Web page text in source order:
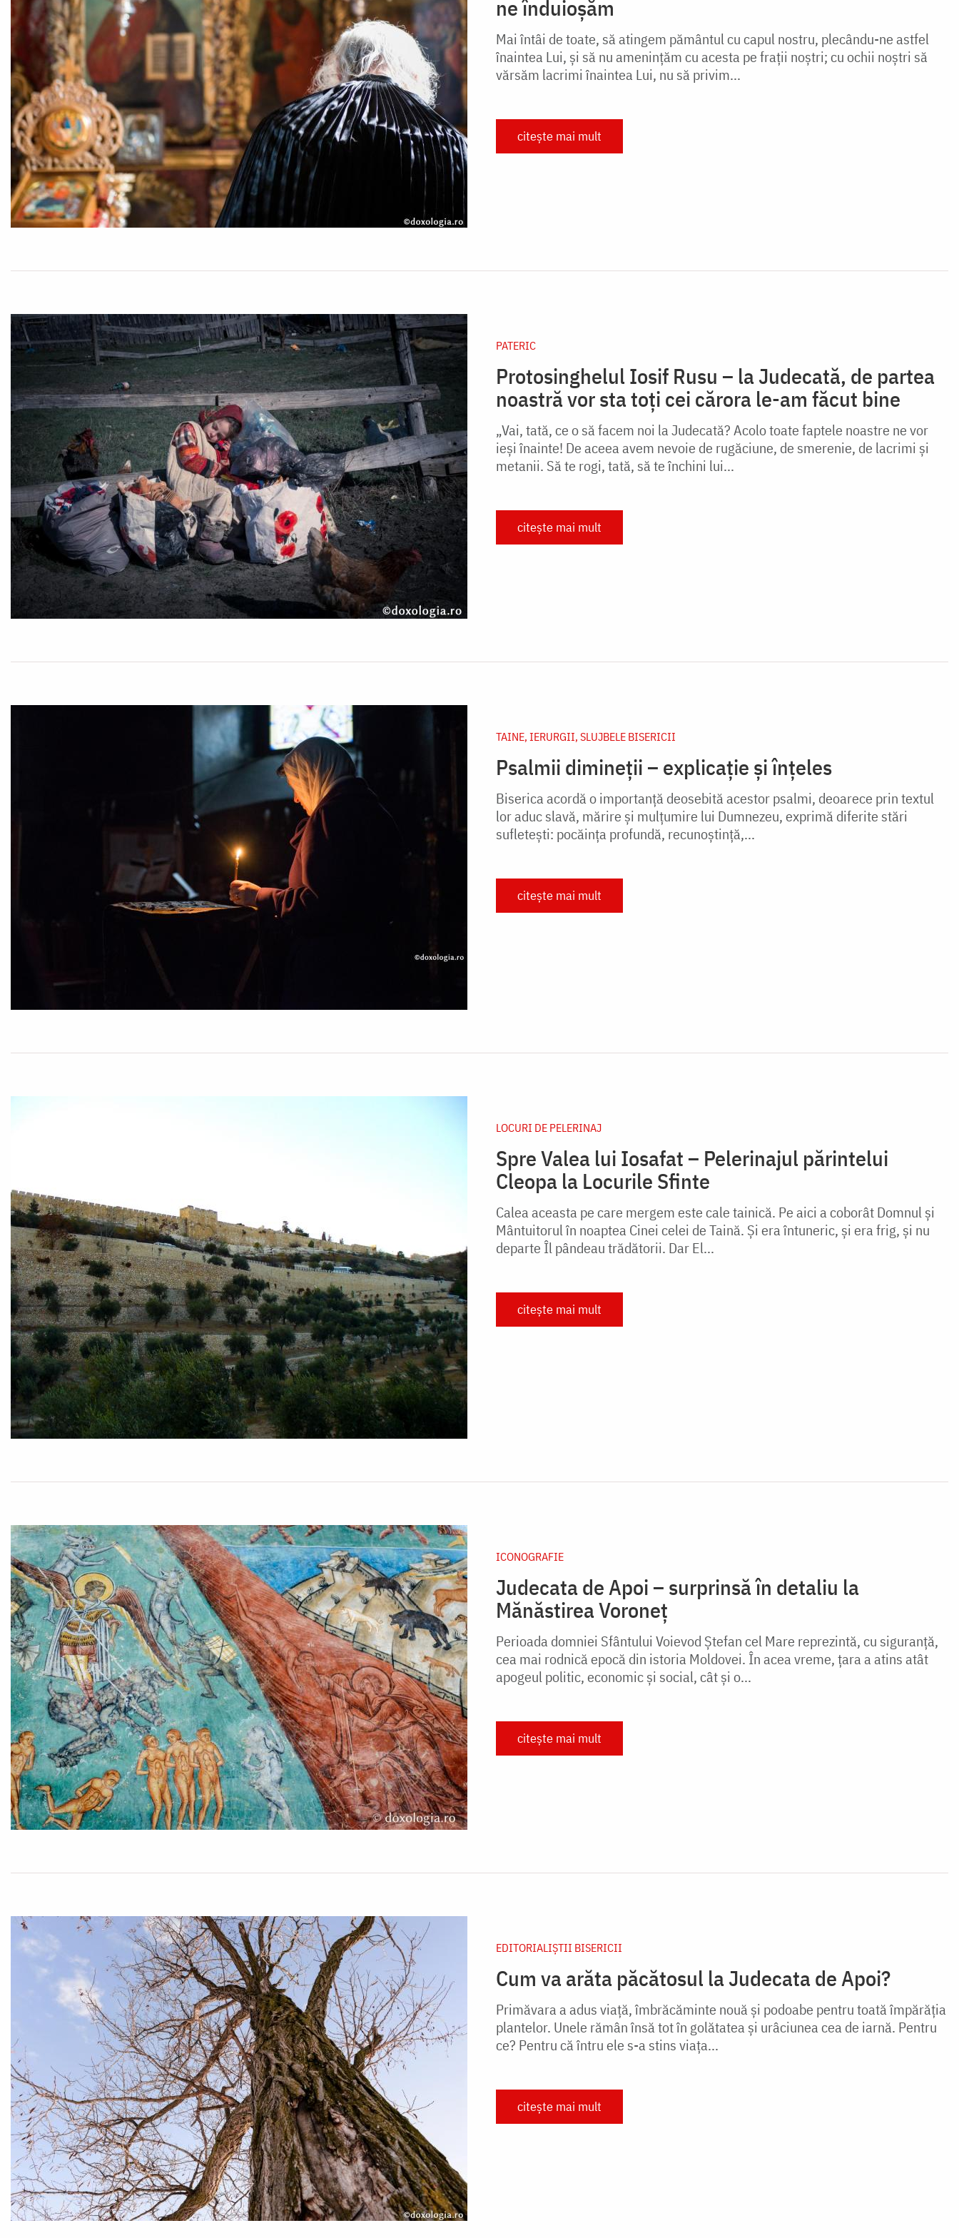
ne înduioșăm
Mai întâi de toate, să atingem pământul cu capul nostru, plecându-ne astfel
înaintea Lui, și să nu amenințăm cu acesta pe frații noștri; cu ochii noștri să
vărsăm lacrimi înaintea Lui, nu să privim...
citește mai mult
PATERIC
Protosinghelul Iosif Rusu – la Judecată, de partea
noastră vor sta toți cei cărora le-am făcut bine
„Vai, tată, ce o să facem noi la Judecată? Acolo toate faptele noastre ne vor
ieşi înainte! De aceea avem nevoie de rugăciune, de smerenie, de lacrimi şi
metanii. Să te rogi, tată, să te închini lui...
citește mai mult
TAINE, IERURGII, SLUJBELE BISERICII
Psalmii dimineții – explicație și înțeles
Biserica acordă o importanţă deosebită acestor psalmi, deoarece prin textul
lor aduc slavă, mărire şi mulţumire lui Dumnezeu, exprimă diferite stări
sufleteşti: pocăinţa profundă, recunoştinţă,...
citește mai mult
LOCURI DE PELERINAJ
Spre Valea lui Iosafat – Pelerinajul părintelui
Cleopa la Locurile Sfinte
Calea aceasta pe care mergem este cale tainică. Pe aici a coborât Domnul şi
Mântuitorul în noaptea Cinei celei de Taină. Şi era întuneric, şi era frig, şi nu
departe Îl pândeau trădătorii. Dar El...
citește mai mult
ICONOGRAFIE
Judecata de Apoi – surprinsă în detaliu la
Mănăstirea Voroneț
Perioada domniei Sfântului Voievod Ştefan cel Mare reprezintă, cu siguranţă,
cea mai rodnică epocă din istoria Moldovei. În acea vreme, ţara a atins atât
apogeul politic, economic şi social, cât şi o...
citește mai mult
EDITORIALIȘTII BISERICII
Cum va arăta păcătosul la Judecata de Apoi?
Primăvara a adus viaţă, îmbrăcăminte nouă şi podoabe pentru toată împărăţia
plantelor. Unele rămân însă tot în golătatea şi urâciunea cea de iarnă. Pentru
ce? Pentru că întru ele s-a stins viaţa...
citește mai mult